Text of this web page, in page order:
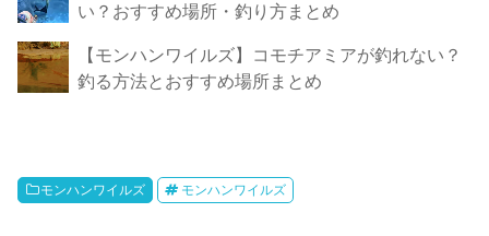
い？おすすめ場所・釣り方まとめ
【モンハンワイルズ】コモチアミアが釣れない？
釣る方法とおすすめ場所まとめ
モンハンワイルズ モンハンワイルズ